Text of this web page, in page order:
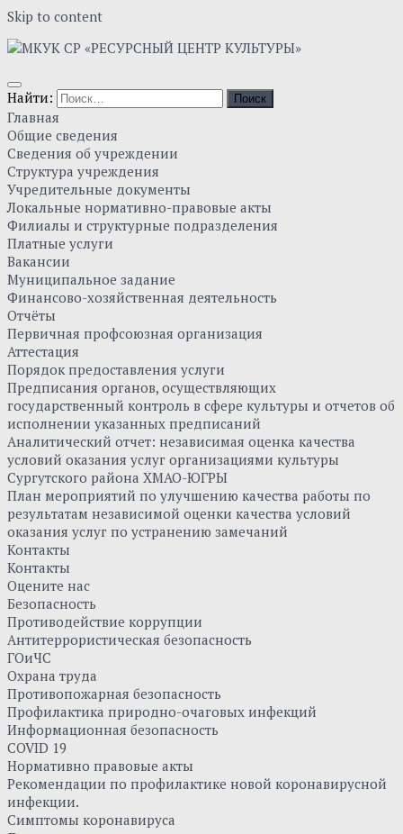
Skip to content
Найти:
Главная
Общие сведения
Сведения об учреждении
Структура учреждения
Учредительные документы
Локальные нормативно-правовые акты
Филиалы и структурные подразделения
Платные услуги
Вакансии
Муниципальное задание
Финансово-хозяйственная деятельность
Отчёты
Первичная профсоюзная организация
Аттестация
Порядок предоставления услуги
Предписания органов, осуществляющих
государственный контроль в сфере культуры и отчетов об
исполнении указанных предписаний
Аналитический отчет: независимая оценка качества
условий оказания услуг организациями культуры
Сургутского района ХМАО-ЮГРЫ
План мероприятий по улучшению качества работы по
результатам независимой оценки качества условий
оказания услуг по устранению замечаний
Контакты
Контакты
Оцените нас
Безопасность
Противодействие коррупции
Антитеррористическая безопасность
ГОиЧС
Охрана труда
Противопожарная безопасность
Профилактика природно-очаговых инфекций
Информационная безопасность
COVID 19
Нормативно правовые акты
Рекомендации по профилактике новой коронавирусной
инфекции.
Симптомы коронавируса